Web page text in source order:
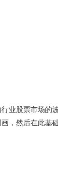
业股票市场的
，然后在此基